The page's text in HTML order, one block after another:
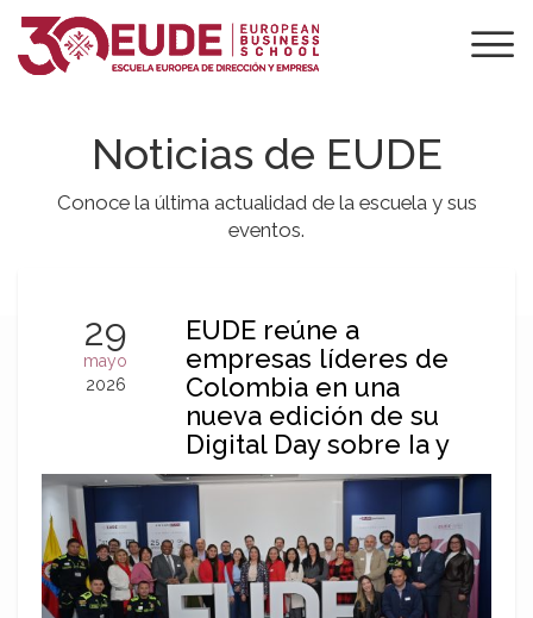
Noticias de EUDE
Conoce la última actualidad de la escuela y sus
eventos.
29
mayo
2026
EUDE reúne a
empresas líderes de
Colombia en una
nueva edición de su
Digital Day sobre Ia y
futuro del trabajo